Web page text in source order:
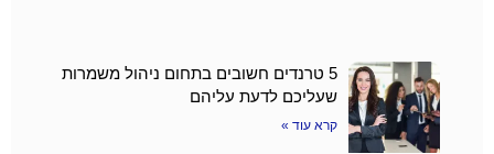
5 טרנדים חשובים בתחום ניהול משמרות
שעליכם לדעת עליהם
קרא עוד »